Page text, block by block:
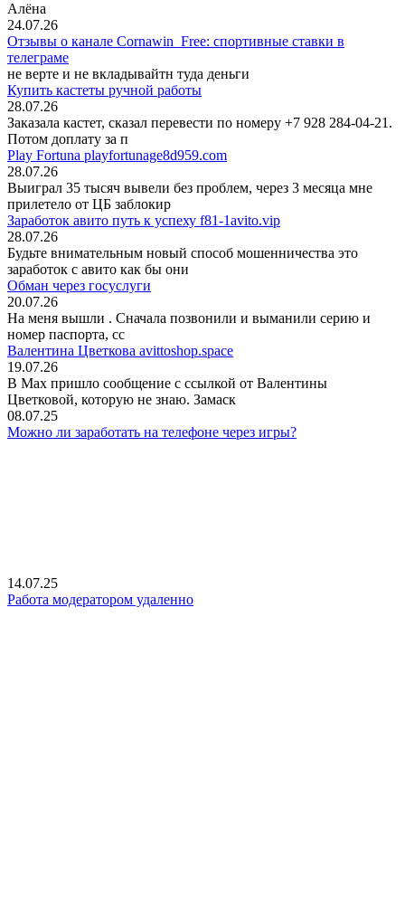
Алёна
24.07.26
Отзывы о канале Cornawin_Free: спортивные ставки в
телеграме
не верте и не вкладывайтн туда деньги
Купить кастеты ручной работы
28.07.26
Заказала кастет, сказал перевести по номеру +7 928 284-04-21.
Потом доплату за п
Play Fortuna playfortunage8d959.com
28.07.26
Выиграл 35 тысяч вывели без проблем, через 3 месяца мне
прилетело от ЦБ заблокир
Заработок авито путь к успеху f81-1avito.vip
28.07.26
Будьте внимательным новый способ мошенничества это
заработок с авито как бы они
Обман через госуслуги
20.07.26
На меня вышли . Сначала позвонили и выманили серию и
номер паспорта, сс
Валентина Цветкова avittoshop.space
19.07.26
В Мах пришло сообщение с ссылкой от Валентины
Цветковой, которую не знаю. Замаск
08.07.25
Можно ли заработать на телефоне через игры?
14.07.25
Работа модератором удаленно